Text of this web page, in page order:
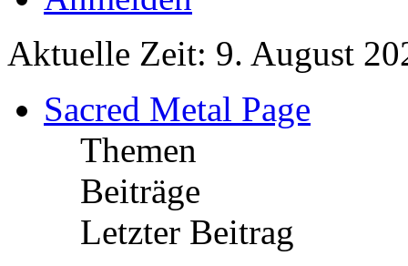
Aktuelle Zeit: 9. August
Sacred Metal Page
Themen
Beiträge
Letzter Beitrag